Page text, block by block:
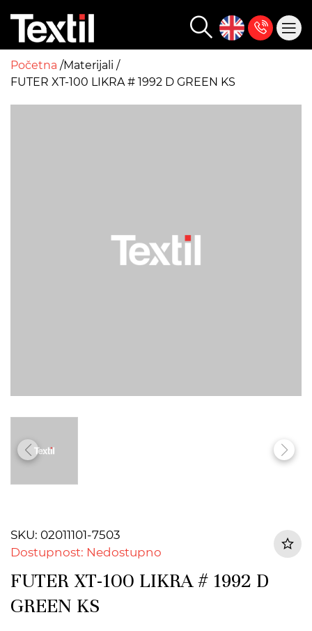
Početna Materijali
FUTER XT-100 LIKRA # 1992 D GREEN KS
SKU: 02011101-7503
Dostupnost: Nedostupno
FUTER XT-100 LIKRA # 1992 D
GREEN KS